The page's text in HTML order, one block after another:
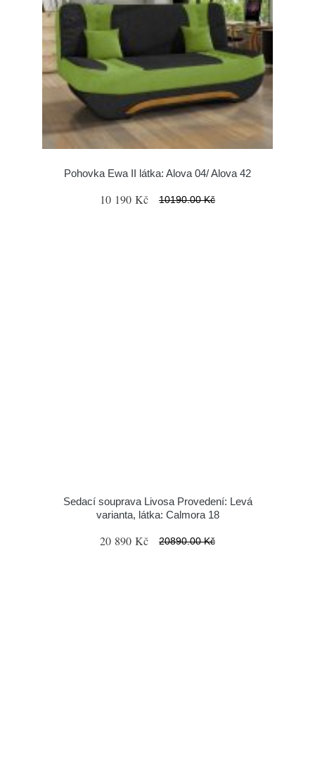
Pohovka Ewa II látka: Alova 04/ Alova 42
10 190 Kč 10190.00 Kč
Sedací souprava Livosa Provedení: Levá
varianta, látka: Calmora 18
20 890 Kč 20890.00 Kč